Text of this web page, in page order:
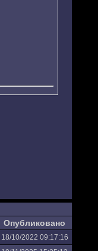
Опубликовано
18/10/2022 09:17:16